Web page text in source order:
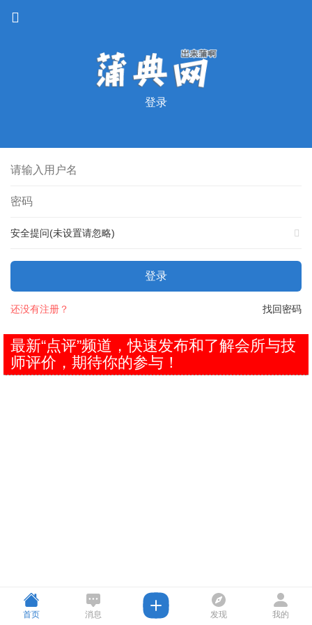
登录
安全提问(未设置请忽略)
登录
找回密码
还没有注册？
最新“点评”频道，快速发布和了解会所与技
师评价，期待你的参与！
首页 消息 发现 我的